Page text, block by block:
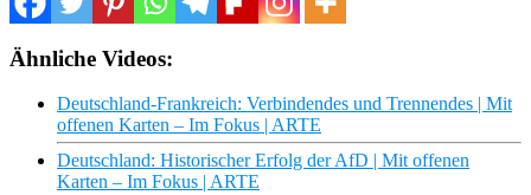
Ähnliche Videos:
Deutschland-Frankreich: Verbindendes und Trennendes | Mit
offenen Karten – Im Fokus | ARTE
Deutschland: Historischer Erfolg der AfD | Mit offenen
Karten – Im Fokus | ARTE